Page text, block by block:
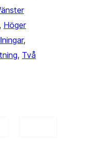
, Höger
, Två